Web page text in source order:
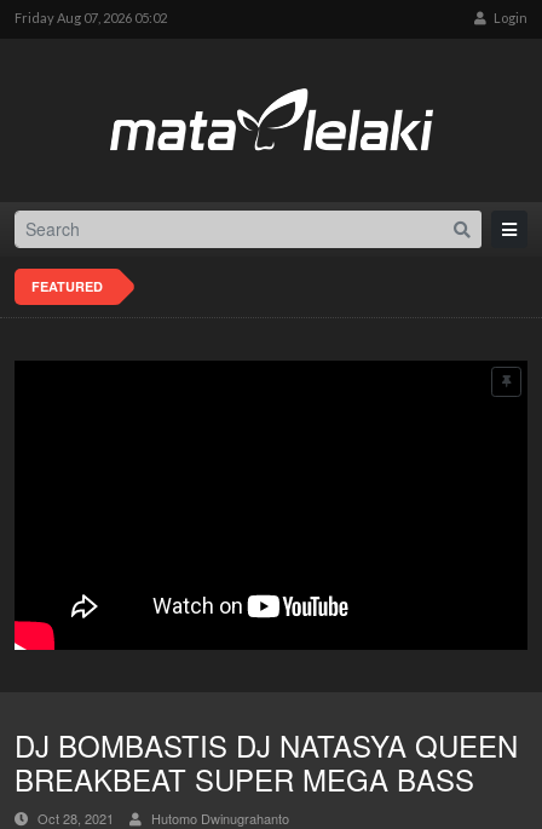
Friday Aug 07, 2026 05:02 Login
FEATURED
DJ BOMBASTIS DJ NATASYA QUEEN
BREAKBEAT SUPER MEGA BASS
Oct 28, 2021 Hutomo Dwinugrahanto